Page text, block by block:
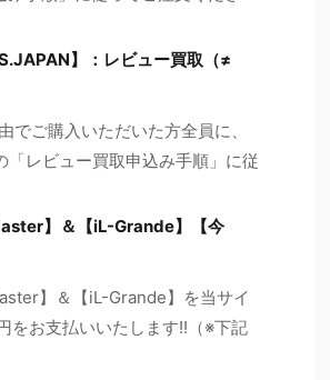
】：レビュー買取（≠
ご購入いただいた方全員に、
レビュー買取申込み手順」に従
】＆【iL-Grande】【今
】＆【iL-Grande】を当サイ
をお支払いいたします!!（※下記